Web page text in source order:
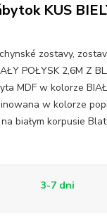
KUS
zostavy,
POŁYSK 2,6M Z
MDF w kolorze
w kolorze
białym korpusie Blat
3-7 dni